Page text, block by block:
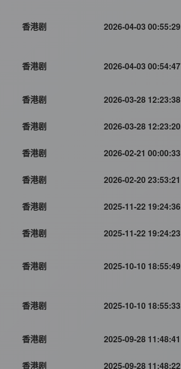
香港剧 2026-04-03 00:55:29
香港剧 2026-04-03 00:54:47
香港剧 2026-03-28 12:23:38
香港剧 2026-03-28 12:23:20
香港剧 2026-02-21 00:00:33
香港剧 2026-02-20 23:53:21
香港剧 2025-11-22 19:24:36
香港剧 2025-11-22 19:24:23
香港剧 2025-10-10 18:55:49
香港剧 2025-10-10 18:55:33
香港剧 2025-09-28 11:48:41
香港剧 2025-09-28 11:48:22